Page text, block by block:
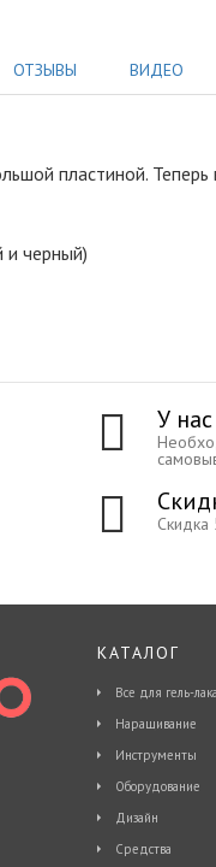
ОТЗЫВЫ ВИДЕО
пластиной. Теперь
и черный)
У
КАТАЛОГ
Все для гель-лака
Наращивание
Инструменты
Оборудование
Дизайн
Средства